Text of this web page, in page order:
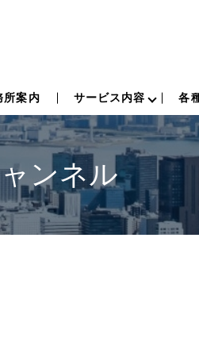
所案内 サービス内容 各
ンネル